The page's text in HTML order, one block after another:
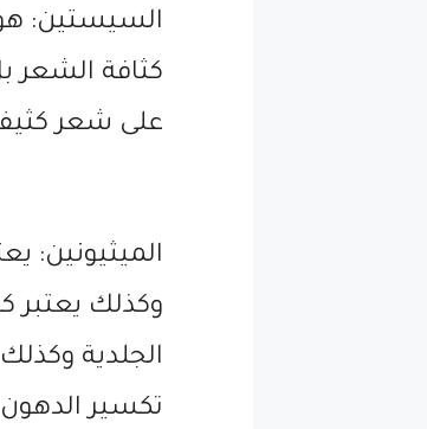
السيستين:
كثافة الشعر
على شعر
الميثيونين:
وكذلك يعتبر
الجلدية
تكسير